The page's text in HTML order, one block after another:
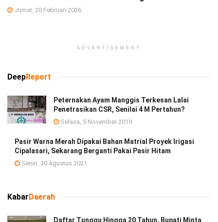
Jumat, 20 Februari 2026
ADVERTISEMENT
DeepReport
Peternakan Ayam Manggis Terkesan Lalai
Penetrasikan CSR, Senilai 4 M Pertahun?
Selasa, 5 November 2019
Pasir Warna Merah Dipakai Bahan Matrial Proyek Irigasi
Cipalasari, Sekarang Berganti Pakai Pasir Hitam
Senin, 30 Agustus 2021
KabarDaerah
Daftar Tunggu Hingga 20 Tahun, Bupati Minta